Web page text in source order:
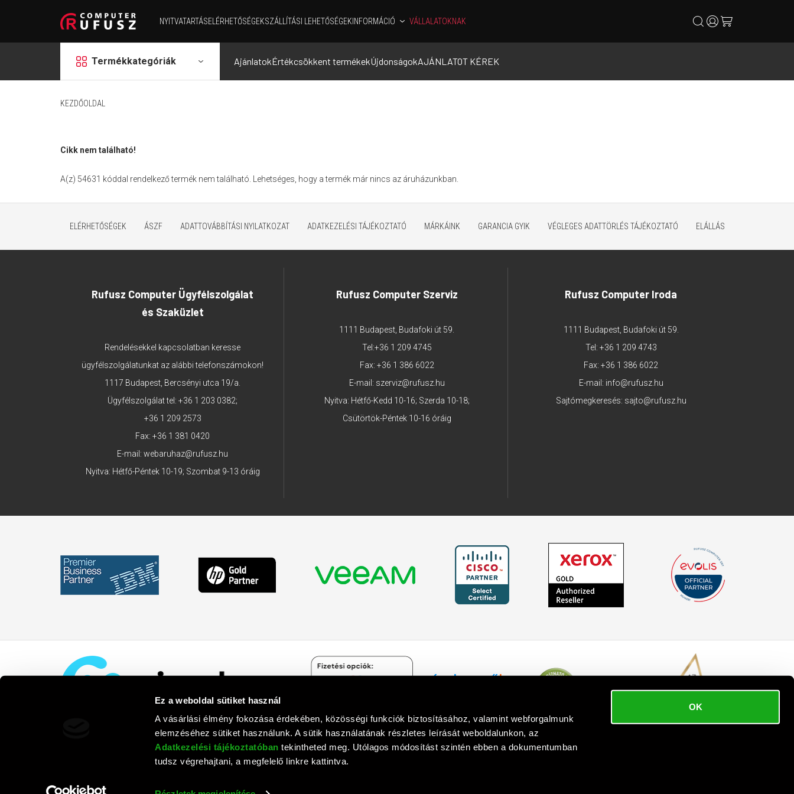
Ez a weboldal sütiket használ
A vásárlási élmény fokozása érdekében, közösségi funkciók biztosításához, valamint webforgalmunk
elemzéséhez sütiket használunk. A sütik használatának részletes leírását weboldalunkon, az
Adatkezelési tájékoztatóban tekintheted meg. Utólagos módosítást szintén ebben a dokumentumban
tudsz végrehajtani, a megfelelő linkre kattintva.
OK
NYITVATARTÁSELÉRHETŐSÉGEKSZÁLLÍTÁSI LEHETŐSÉGEKINFORMÁCIÓ VÁLLALATOKNAK search usercart
grid Termékkategóriák AjánlatokÉrtékcsökkent termékekÚjdonságokAJÁNLATOT KÉREK
KEZDŐOLDAL
Cikk nem található!
A(z) 54631 kóddal rendelkező termék nem található. Lehetséges, hogy a termék már nincs az áruházunkban.
ELÉRHETŐSÉGEK ÁSZF ADATTOVÁBBÍTÁSI NYILATKOZAT ADATKEZELÉSI TÁJÉKOZTATÓ MÁRKÁINK GARANCIA GYIK VÉGLEGES ADATTÖRLÉS TÁJÉKOZTATÓ ELÁLLÁS
Rufusz Computer Ügyfélszolgálat
és Szaküzlet
Rendelésekkel kapcsolatban keresse
ügyfélszolgálatunkat az alábbi telefonszámokon!
1117 Budapest, Bercsényi utca 19/a.
Ügyfélszolgálat tel:+36 1 203 0382;
+36 1 209 2573
Fax: +36 1 381 0420
E-mail:webaruhaz@rufusz.hu
Nyitva: Hétfő-Péntek 10-19; Szombat 9-13 óráig
Rufusz Computer Szerviz
1111 Budapest, Budafoki út 59.
Tel:+36 1 209 4745
Fax: +36 1 386 6022
E-mail: szerviz@rufusz.hu
Nyitva: Hétfő-Kedd 10-16; Szerda 10-18;
Csütörtök-Péntek 10-16 óráig
Rufusz Computer Iroda
1111 Budapest, Budafoki út 59.
Tel: +36 1 209 4743
Fax: +36 1 386 6022
E-mail: info@rufusz.hu
Sajtómegkeresés: sajto@rufusz.hu
Rufusz Computer Informatika Zrt. © 1992 - 2018. Minden jog fenntartva. All rights reserved.